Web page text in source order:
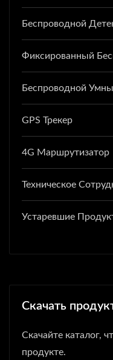
Беспроводной
Фиксированный
Беспроводной
GPS Трекер
4G Маршрутизатор
Техническое
Устаревшие
Скачать
Скачайте каталог,
продукте.